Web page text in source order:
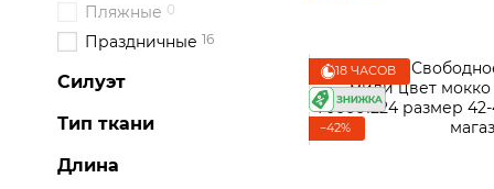
18 ЧАСОВ
−42%
Пляжные 0
Праздничные 16
Силуэт
Тип ткани
Длина